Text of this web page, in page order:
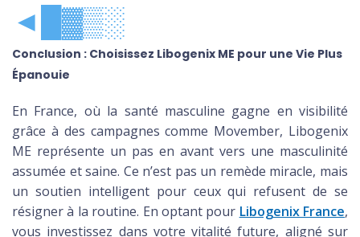
◄█▓▒░
Conclusion : Choisissez Libogenix ME pour une Vie Plus
Épanouie
En France, où la santé masculine gagne en visibilité
grâce à des campagnes comme Movember, Libogenix
ME représente un pas en avant vers une masculinité
assumée et saine. Ce n’est pas un remède miracle, mais
un soutien intelligent pour ceux qui refusent de se
résigner à la routine. En optant pour Libogenix France,
vous investissez dans votre vitalité future, aligné sur